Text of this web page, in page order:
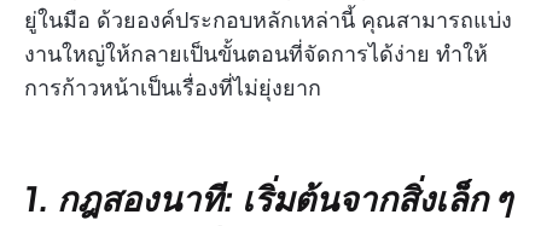
ยู่ในมือ ด้วยองค์ประกอบหลักเหล่านี้ คุณสามารถแบ่ง
งานใหญ่ให้กลายเป็นขั้นตอนที่จัดการได้ง่าย ทำให้
การก้าวหน้าเป็นเรื่องที่ไม่ยุ่งยาก
1. กฎสองนาที: เริ่มต้นจากสิ่งเล็ก ๆ